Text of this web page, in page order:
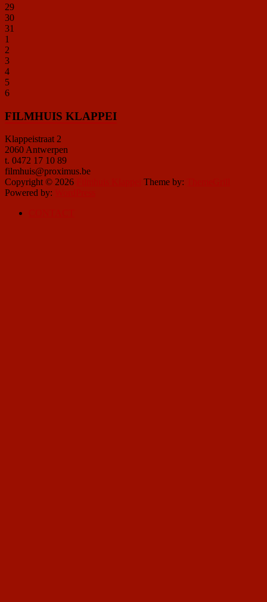
29
30
31
1
2
3
4
5
6
FILMHUIS KLAPPEI
Klappeistraat 2
2060 Antwerpen
t. 0472 17 10 89
filmhuis@proximus.be
Copyright © 2026
Theme by:
Powered by: